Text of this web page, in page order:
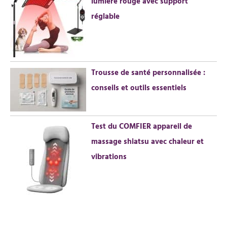
nous vous répondrons dans les
24 heures. Avec une garantie de 2
ans, nous offrons un
remboursement ou un
remplacement pour tout
dommage non humain ou
problème fonctionnel. Votre
tranquillité d'esprit est notre
priorité.
réglable
Trousse de santé personnalisée :
conseils et outils essentiels
Test du COMFIER appareil de
massage shiatsu avec chaleur et
vibrations